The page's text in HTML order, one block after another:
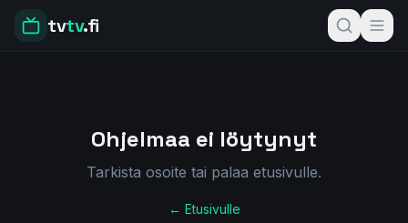
tvtv.fi
Ohjelmaa ei löytynyt
Tarkista osoite tai palaa etusivulle.
← Etusivulle